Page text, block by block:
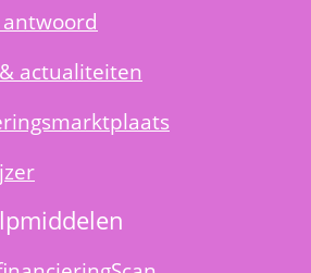
actualiteiten